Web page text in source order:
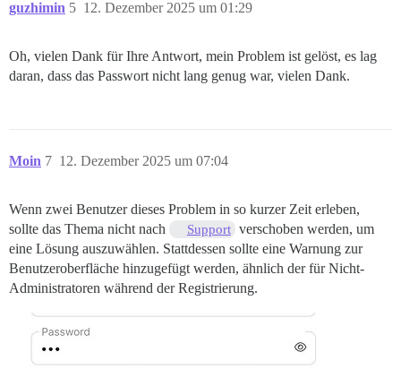
guzhimin 12. Dezember 2025 um 01:29
5
Oh, vielen Dank für Ihre Antwort, mein Problem ist gelöst, es lag
daran, dass das Passwort nicht lang genug war, vielen Dank.
Moin 12. Dezember 2025 um 07:04
7
Wenn zwei Benutzer dieses Problem in so kurzer Zeit erleben,
sollte das Thema nicht nach
Support verschoben werden, um
eine Lösung auszuwählen. Stattdessen sollte eine Warnung zur
Benutzeroberfläche hinzugefügt werden, ähnlich der für Nicht-
Administratoren während der Registrierung.